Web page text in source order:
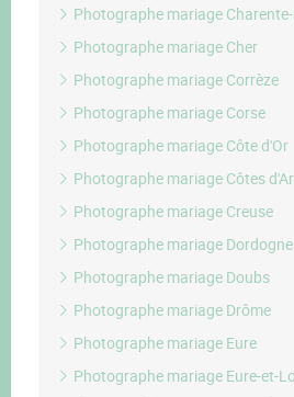
Photographe mariage
Photographe mariage Cher
Photographe mariage Corrèze
Photographe mariage Corse
Photographe mariage Côte d'Or
Photographe mariage Côtes
Photographe mariage Creuse
Photographe mariage Dordogne
Photographe mariage Doubs
Photographe mariage Drôme
Photographe mariage Eure
Photographe mariage Eure-et-